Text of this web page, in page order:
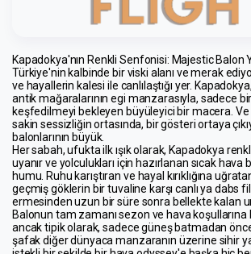
Kapadokya'nın Renkli Senfonisi: Majestic Balon
Türkiye'nin kalbinde bir viski alanı ve merak
ve hayallerin kalesi ile canlılaştığı yer.
antik mağaralarının egi manzarasıyla, sadece
keşfedilmeyi bekleyen büyüleyici bir macera. Ve
sakin sessizliğin ortasında, bir gösteri ortaya
balonlarının büyük.
Her sabah, ufukta ilk ışık olarak, Kapadokya
uyanır ve yolculukları için hazırlanan sıcak hava
humu. Ruhu karıştıran ve hayal kırıklığına
geçmiş göklerin bir tuvaline karşı canlı ya dabs
ermesinden uzun bir süre sonra bellekte kalan
Balonun tam zamanı sezon ve hava koşullarına
ancak tipik olarak, sadece güneş batmadan
şafak diğer dünyaca manzaranın üzerine sihir